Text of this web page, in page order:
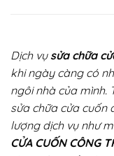
Dịch vụ sửa chữa
khi ngày càng có
ngôi nhà của mình.
sửa chữa cửa cuốn
lượng dịch vụ như
CỬA CUỐN CÔNG